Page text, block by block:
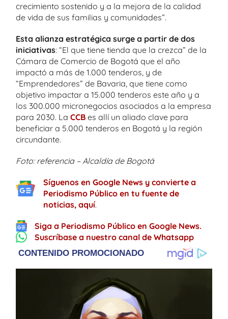
crecimiento sostenido y a la mejora de la calidad
de vida de sus familias y comunidades”.
Esta alianza estratégica surge a partir de dos
iniciativas: “El que tiene tienda que la crezca” de la
Cámara de Comercio de Bogotá que el año
impactó a más de 1.000 tenderos, y de
“Emprendedores” de Bavaria, que tiene como
objetivo impactar a 15.000 tenderos este año y a
los 300.000 micronegocios asociados a la empresa
para 2030. La CCB es allí un aliado clave para
beneficiar a 5.000 tenderos en Bogotá y la región
circundante.
Foto: referencia – Alcaldía de Bogotá
Síguenos en Google News y convierte a
Periodismo Público en tu fuente de
noticias, aquí.
Siga a Periodismo Público en Google News.
Suscríbase a nuestro canal de Whatsapp